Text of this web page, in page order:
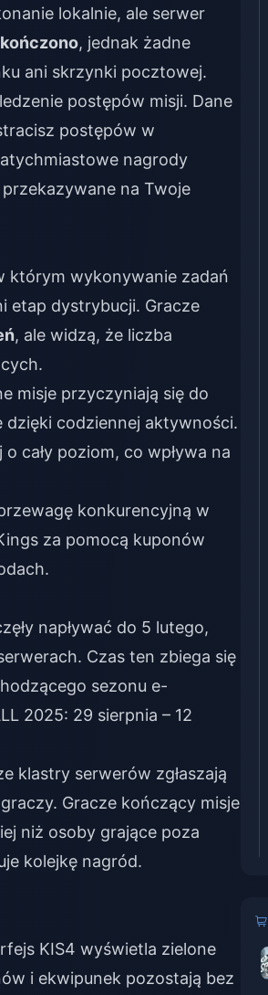
lokalnie, ale serwer
, jednak żadne
ani skrzynki pocztowej.
postępów misji. Dane
postępów w
nagrody
na Twoje
którym wykonywanie zadań
etap dystrybucji. Gracze
, ale widzą, że liczba
misje przyczyniają się do
dzięki codziennej aktywności.
cały poziom, co wpływa na
konkurencyjną w
za pomocą kuponów
napływać do 5 lutego,
Czas ten zbiega się
sezonu e-
2025: 29 sierpnia – 12
klastry serwerów zgłaszają
Gracze kończący misje
niż osoby grające poza
kolejkę nagród.
KIS4 wyświetla zielone
i ekwipunek pozostają bez